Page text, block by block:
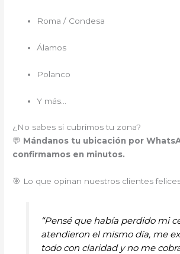
Roma / Condesa
Álamos
Polanco
Y más…
¿No sabes si cubrimos tu zona?
💬 Mándanos tu ubicación por
confirmamos en minutos.
🎯 Lo que opinan nuestros clientes
“Pensé que había perdido mi
atendieron el mismo día, me
todo con claridad y no me